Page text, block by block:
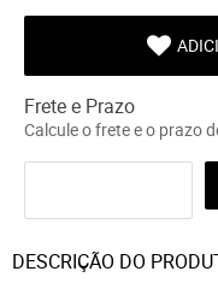
Frete e Prazo
Calcule o frete e o prazo
DESCRIÇÃO DO